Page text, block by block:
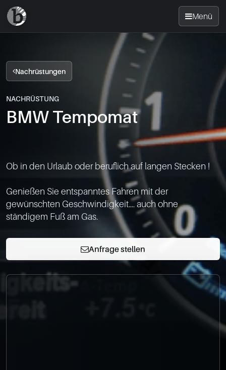
Menü
Nachrüsten
News
Standorte
Kontakt
info@bimmer-manufaktur.de
Nachrüstungen
NACHRÜSTUNG
BMW Tempomat
Ob in den Urlaub oder beruflich auf langen Stecken !
Genießen Sie entspanntes Fahren mit der
gewünschten Geschwindigkeit.... auch ohne
ständigem Fuß am Gas.
Anfrage stellen